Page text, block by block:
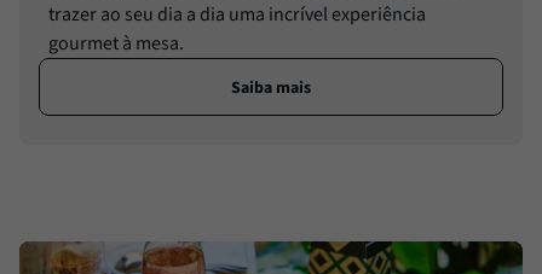
trazer ao seu dia a dia uma incrível experiência
gourmet à mesa.
Saiba mais